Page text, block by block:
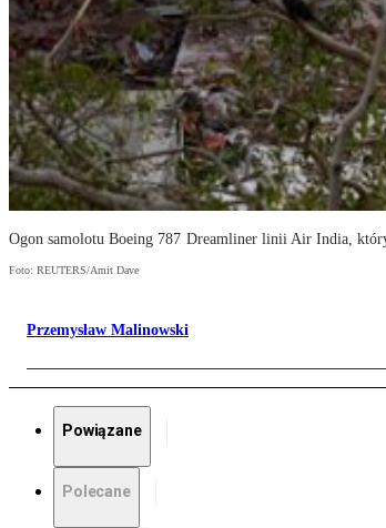
Ogon samolotu Boeing 787 Dreamliner linii Air India,
Foto: REUTERS/Amit Dave
Przemysław Malinowski
Powiązane
Polecane